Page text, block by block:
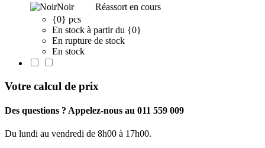
Noir
Réassort en cours
{0} pcs
En stock à partir du {0}
En rupture de stock
En stock
Votre calcul de prix
Des questions ? Appelez-nous au 011 559 009
Du lundi au vendredi de 8h00 à 17h00.